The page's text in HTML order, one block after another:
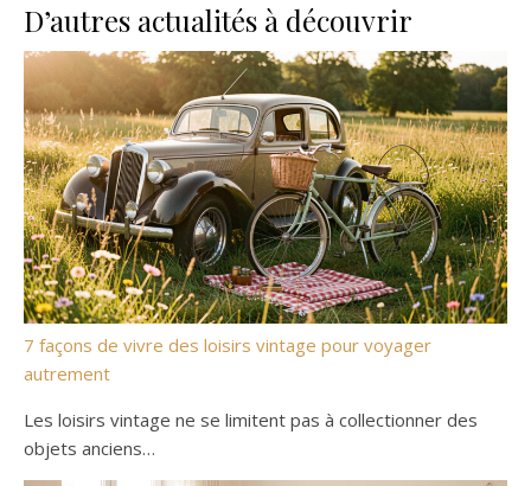
D’autres actualités à découvrir
7 façons de vivre des loisirs vintage pour voyager
autrement
Les loisirs vintage ne se limitent pas à collectionner des
objets anciens…